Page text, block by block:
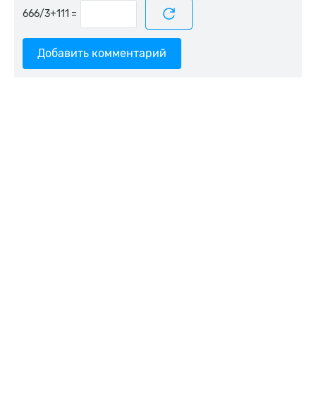
=
Добавить комментарий